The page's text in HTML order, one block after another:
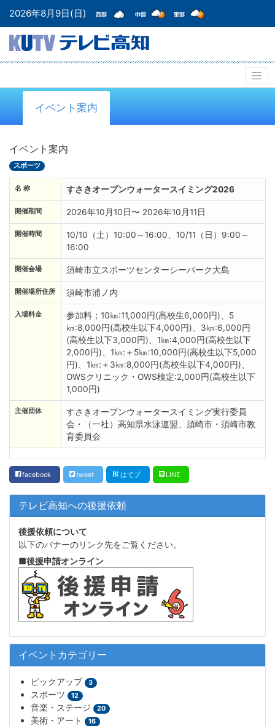
2026年8月9日(日)
イベント案内
テレビ高知への後援依頼
後援依頼について
以下のバナーのリンク先をご覧ください。
■後援申請オンライン
イベントカテゴリー
ピックアップ 3
スポーツ 12
音楽・ステージ 20
美術・アート 16
イベント案内
スポーツ
名 称 すさきオープンウォータースイミング2026
開催期間 2026年10月10日〜 2026年10月11日
開催時間
10/10（土）10:00～16:00、10/11（日）9:00～
16:00
開催会場 須崎市立スポーツセンターシーパーク大島
開催場所住所 須崎市浦ノ内
入場料金
参加料；10㎞:11,000円(高校生6,000円)、5
㎞:8,000円(高校生以下4,000円)、3㎞:6,000円
(高校生以下3,000円)、1㎞:4,000円(高校生以下
2,000円)、1㎞:＋5㎞:10,000円(高校生以下5,000
円)、1㎞:＋3㎞:8,000円(高校生以下4,000円)、
OWSクリニック・OWS検定:2,000円(高校生以下
1,000円)
主催団体
すさきオープンウォータースイミング実行委員
会・（一社）高知県水泳連盟、須崎市・須崎市教
育委員会
facebook tweet はてブ LINE